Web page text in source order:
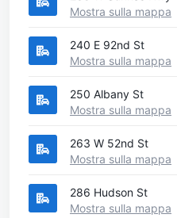
Mostra sulla mappa
240 E 92nd St
Mostra sulla mappa
250 Albany St
Mostra sulla mappa
263 W 52nd St
Mostra sulla mappa
286 Hudson St
Mostra sulla mappa